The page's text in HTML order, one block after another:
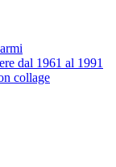
dal 1961 al 1991
collage